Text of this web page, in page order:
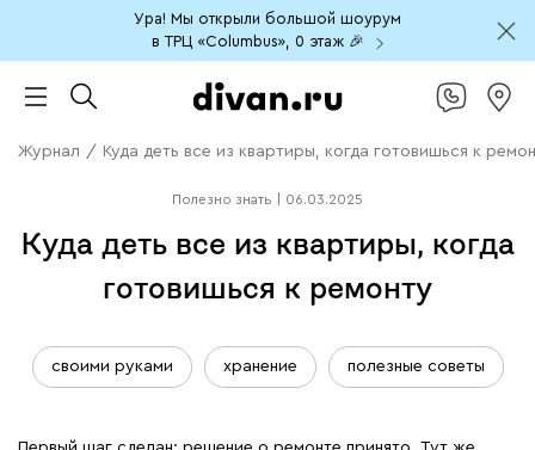
Ура! Мы открыли большой шоурум
в ТРЦ «Columbus», 0 этаж 🎉
Журнал / Куда деть все из квартиры, когда готовишься к
Полезно знать 06.03.2025
Куда деть все из квартиры, когда
готовишься к ремонту
своими руками хранение полезные советы